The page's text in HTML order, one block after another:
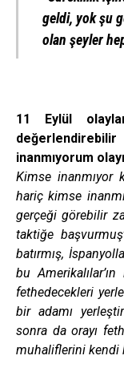
geldi, yok şu
olan şeyler
11 Eylül
inanmıyorum
Kimse inanmıyor
hariç kimse
gerçeği görebilir
taktiğe
batırmış,
bu
fethedecekleri
bir adamı
sonra da orayı
muhaliflerini kendi